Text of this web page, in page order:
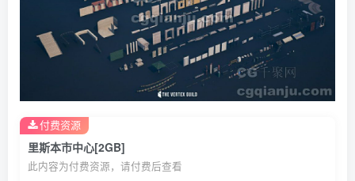
里斯本市中心[2GB]
此内容为付费资源，请付费后查看
付费资源